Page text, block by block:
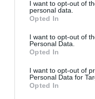
I want to opt-out of
personal data.
Opted In
I want to opt-out of
Personal Data.
Opted In
I want to opt-out of
Personal Data for
Opted In